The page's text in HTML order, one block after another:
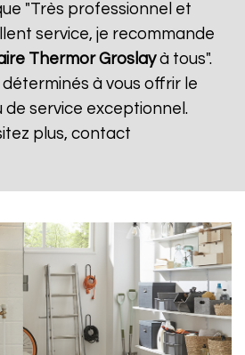
"Très professionnel et
service, je recommande
Thermor Groslayà tous".
déterminés à vous offrir le
de service exceptionnel.
plus, contact